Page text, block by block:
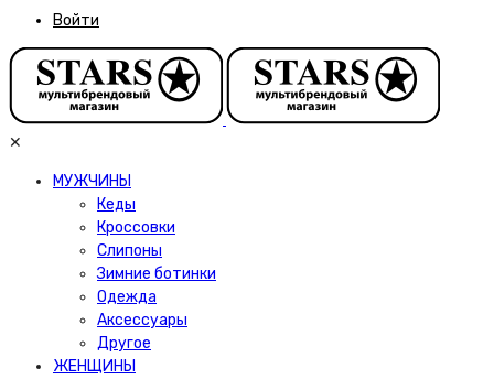
Войти
✕
МУЖЧИНЫ
Кеды
Кроссовки
Слипоны
Зимние ботинки
Одежда
Аксессуары
Другое
ЖЕНЩИНЫ